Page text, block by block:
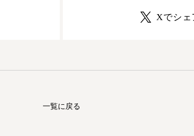
Xでシェ
一覧に戻る